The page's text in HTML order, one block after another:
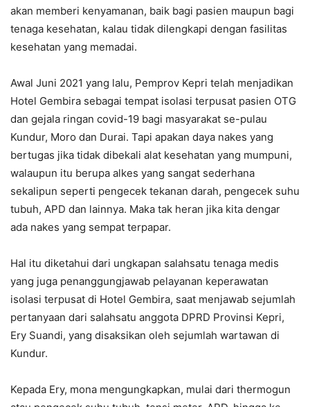
akan memberi kenyamanan, baik bagi pasien maupun bagi
tenaga kesehatan, kalau tidak dilengkapi dengan fasilitas
kesehatan yang memadai.
Awal Juni 2021 yang lalu, Pemprov Kepri telah menjadikan
Hotel Gembira sebagai tempat isolasi terpusat pasien OTG
dan gejala ringan covid-19 bagi masyarakat se-pulau
Kundur, Moro dan Durai. Tapi apakan daya nakes yang
bertugas jika tidak dibekali alat kesehatan yang mumpuni,
walaupun itu berupa alkes yang sangat sederhana
sekalipun seperti pengecek tekanan darah, pengecek suhu
tubuh, APD dan lainnya. Maka tak heran jika kita dengar
ada nakes yang sempat terpapar.
Hal itu diketahui dari ungkapan salahsatu tenaga medis
yang juga penanggungjawab pelayanan keperawatan
isolasi terpusat di Hotel Gembira, saat menjawab sejumlah
pertanyaan dari salahsatu anggota DPRD Provinsi Kepri,
Ery Suandi, yang disaksikan oleh sejumlah wartawan di
Kundur.
Kepada Ery, mona mengungkapkan, mulai dari thermogun